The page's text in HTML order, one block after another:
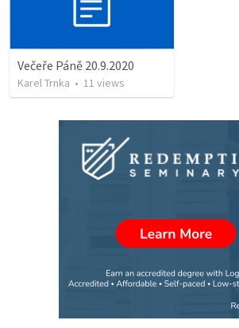
Večeře Páně 20.9.2020
Karel Trnka • 11 views